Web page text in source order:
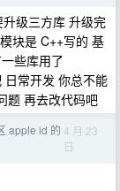
级三方库 升级完
块是 C++写的 基
些库用了
常开发 你总不能
题 再去改代码吧
apple id 的 4 月 23
日